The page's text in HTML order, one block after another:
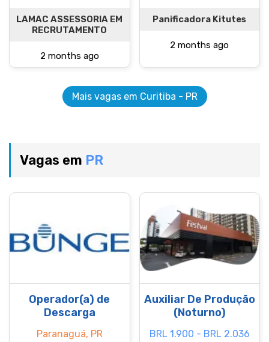
LAMAC ASSESSORIA EM
RECRUTAMENTO
2 months ago
Panificadora Kitutes
2 months ago
Mais vagas em Curitiba - PR
Vagas em PR
Operador(a) de
Descarga
Paranaguá, PR
Auxiliar De Produção
(Noturno)
BRL 1.900 - BRL 2.036